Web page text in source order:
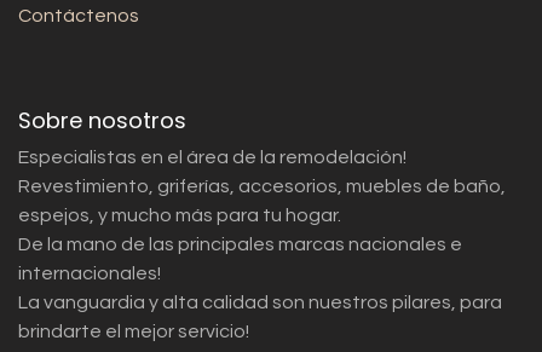
Contáctenos
Sobre nosotros
Especialistas en el área de la remodelación!
Revestimiento, griferías, accesorios, muebles de baño,
espejos, y mucho más para tu hogar.
De la mano de las principales marcas nacionales e
internacionales!
La vanguardia y alta calidad son nuestros pilares, para
brindarte el mejor servicio!